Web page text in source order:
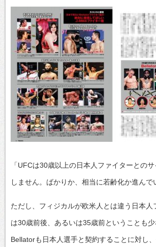
「UFCは30歳以上の日本人ファイターとの
しません。ばかりか、相当に若齢化か進んで
ただし、フィジカルが欧米人とは違う日本人
は30歳前後、あるいは35歳前ということも少
Bellatorも日本人選手と契約することに対し